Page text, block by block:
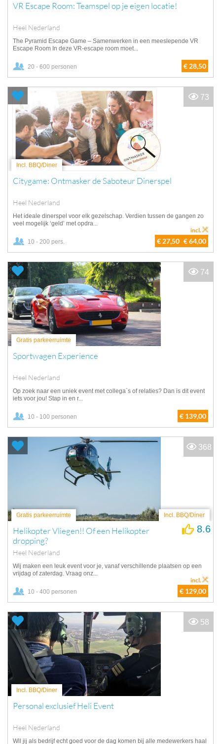
VR Escape Room: Teamspel op je eigen locatie!
Heel Nederland
The Pyramid Escape Game – Samenwerken in een meeslepende VR
Escape Room In deze VR-escape room moet...
20 - 600 personen € 28,50
Incl. BBQ/Diner
Citygame: Ontmasker de Saboteur Dinerspel
Heel Nederland
Het ideale dinerspel voor elk gezelschap. Verdien tussen de gangen zo
veel mogelijk ‘geld’ met opdra...
10 - 200 pers. € 27,50 € 64,00
incl.
73
Gratis parkeerruimte
Sportwagen Experience
Heel Nederland
Op zoek naar een uniek event met collega`s of relaties? Dan is dit event
iets voor jou! Stap in en r...
10 - 100 personen € 139,00
74
Gratis parkeerruimte Incl. BBQ/Diner
Helikopter Vliegen!! Of een Helikopter
dropping?
Heel Nederland
8.6
Wij maken een leuk event voor je, vanaf verschillende plaatsen op een
vrijdag of zaterdag. Vraag onz...
10 - 400 personen € 129,00
incl.
368
Incl. BBQ/Diner
Personal exclusief Heli Event
Heel Nederland
Wil jij als bedrijf echt goed voor de dag komen bij alle medewerkers haal
58